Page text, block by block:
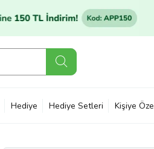
Hediye Hediye Setleri Kişiye